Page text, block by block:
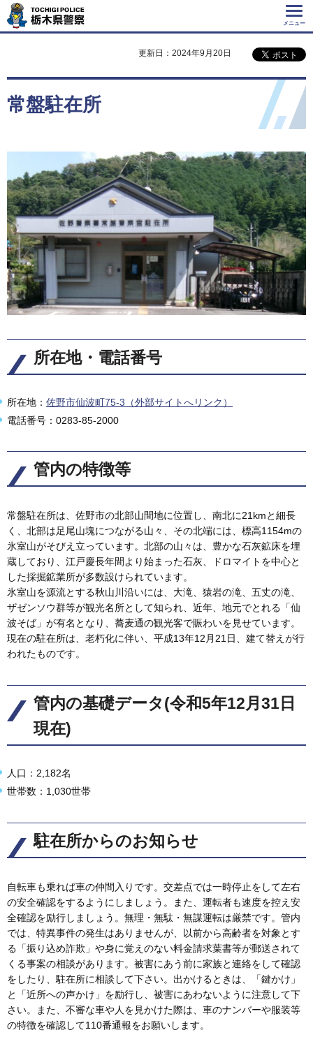
Tochigi Police 栃
木県警察
メニュー
更新日：2024年9月20日
常盤駐在所
所在地・電話番号
所在地： 佐野市仙波町75-3（外部サイトへリンク）
電話番号：0283-85-2000
管内の特徴等
常盤駐在所は、佐野市の北部山間地に位置し、南北に21kmと細長
く、北部は足尾山塊につながる山々、その北端には、標高1154mの
氷室山がそびえ立っています。北部の山々は、豊かな石灰鉱床を埋
蔵しており、江戸慶長年間より始まった石灰、ドロマイトを中心と
した採掘鉱業所が多数設けられています。
氷室山を源流とする秋山川沿いには、大滝、猿岩の滝、五丈の滝、
ザゼンソウ群等が観光名所として知られ、近年、地元でとれる「仙
波そば」が有名となり、蕎麦通の観光客で賑わいを見せています。
現在の駐在所は、老朽化に伴い、平成13年12月21日、建て替えが行
われたものです。
管内の基礎データ(令和5年12月31日
現在)
人口：2,182名
世帯数：1,030世帯
駐在所からのお知らせ
自転車も乗れば車の仲間入りです。交差点では一時停止をして左右
の安全確認をするようにしましょう。また、運転者も速度を控え安
全確認を励行しましょう。無理・無駄・無謀運転は厳禁です。管内
では、特異事件の発生はありませんが、以前から高齢者を対象とす
る「振り込め詐欺」や身に覚えのない料金請求葉書等が郵送されて
くる事案の相談があります。被害にあう前に家族と連絡をして確認
をしたり、駐在所に相談して下さい。出かけるときは、「鍵かけ」
と「近所への声かけ」を励行し、被害にあわないように注意して下
さい。また、不審な車や人を見かけた際は、車のナンバーや服装等
の特徴を確認して110番通報をお願いします。